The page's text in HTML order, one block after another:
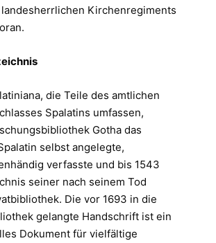
Kirchenregiments
die Teile des amtlichen
Spalatins umfassen,
Gotha das
selbst angelegte,
verfasste und bis 1543
seiner nach seinem Tod
Die vor 1693 in die
gelangte Handschrift ist ein
Dokument für vielfältige